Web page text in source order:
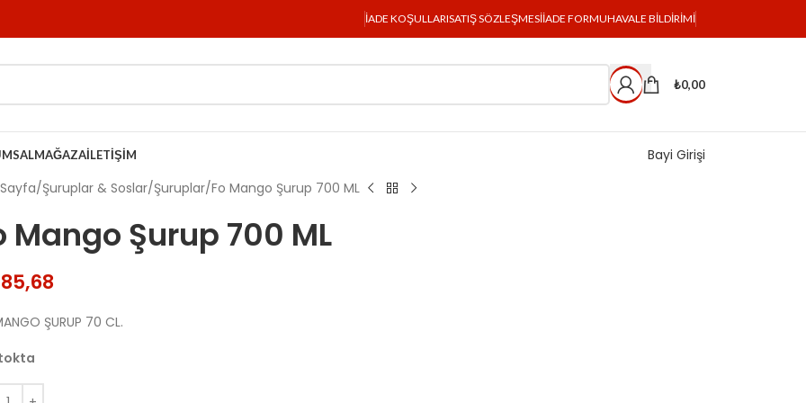
İADE KOŞULLARISATIŞ SÖZLEŞMESIİADE FORMUHAVALE BILDIRIMI
₺0,00
MAĞAZAİLETIŞIM Bayi Girişi
Şuruplar & Soslar Şuruplar Fo Mango Şurup 700 ML
Mango Şurup 700 ML
ŞURUP 70 CL.